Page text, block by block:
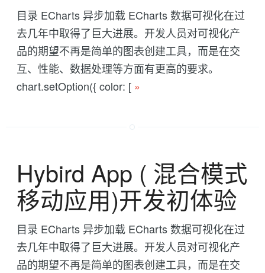
目录 ECharts 异步加载 ECharts 数据可视化在过
去几年中取得了巨大进展。开发人员对可视化产
品的期望不再是简单的图表创建工具，而是在交
互、性能、数据处理等方面有更高的要求。
chart.setOption({ color: [ »
Hybird App ( 混合模式
移动应用)开发初体验
目录 ECharts 异步加载 ECharts 数据可视化在过
去几年中取得了巨大进展。开发人员对可视化产
品的期望不再是简单的图表创建工具，而是在交